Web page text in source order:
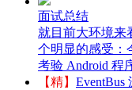
面试总结
就目前大环境来
个明显的感受：
考验 Android 程
【精】 EventBus